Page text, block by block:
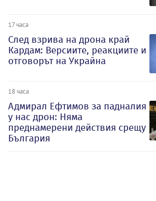
17 часа
След взрива на дрона край
Кардам: Версиите, реакциите и
отговорът на Украйна
18 часа
Адмирал Ефтимов за падналия
у нас дрон: Няма
преднамерени действия срещу
България